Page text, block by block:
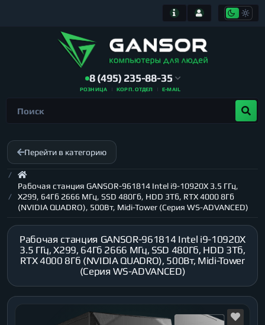
8 (495) 235-88-35
РОЗНИЦА КОРП. ОТДЕЛ E-MAIL
Перейти в категорию
Рабочая станция GANSOR-961814 Intel i9-10920X 3.5 ГГц,
X299, 64Гб 2666 МГц, SSD 480Гб, HDD 3Тб, RTX 4000 8Гб
(NVIDIA QUADRO), 500Вт, Midi-Tower (Серия WS-ADVANCED)
Рабочая станция GANSOR-961814 Intel i9-10920X
3.5 ГГц, X299, 64Гб 2666 МГц, SSD 480Гб, HDD 3Тб,
RTX 4000 8Гб (NVIDIA QUADRO), 500Вт, Midi-Tower
(Серия WS-ADVANCED)